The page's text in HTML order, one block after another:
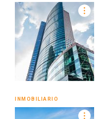
INMOBILIARIO